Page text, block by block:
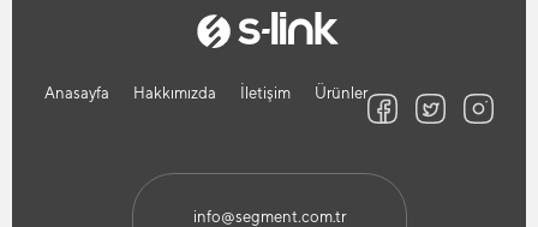
Anasayfa Hakkımızda İletişim Ürünler
info@segment.com.tr